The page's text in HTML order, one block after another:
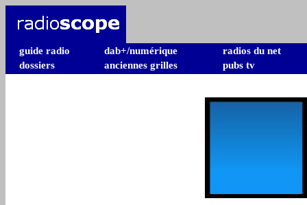
guide radio dab+/numérique
radios du net
dossiers
anciennes grilles pubs tv